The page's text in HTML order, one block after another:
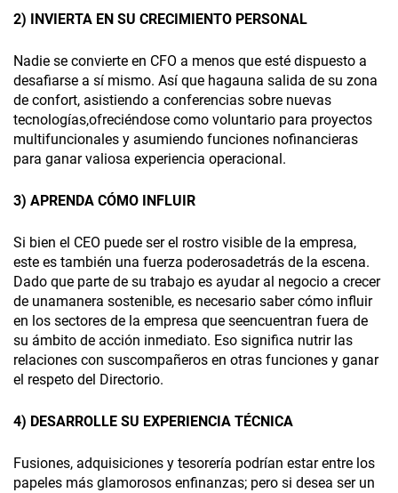
2) INVIERTA EN SU CRECIMIENTO PERSONAL
Nadie se convierte en CFO a menos que esté dispuesto a
desafiarse a sí mismo. Así que hagauna salida de su zona
de confort, asistiendo a conferencias sobre nuevas
tecnologías,ofreciéndose como voluntario para proyectos
multifuncionales y asumiendo funciones nofinancieras
para ganar valiosa experiencia operacional.
3) APRENDA CÓMO INFLUIR
Si bien el CEO puede ser el rostro visible de la empresa,
este es también una fuerza poderosadetrás de la escena.
Dado que parte de su trabajo es ayudar al negocio a crecer
de unamanera sostenible, es necesario saber cómo influir
en los sectores de la empresa que seencuentran fuera de
su ámbito de acción inmediato. Eso significa nutrir las
relaciones con suscompañeros en otras funciones y ganar
el respeto del Directorio.
4) DESARROLLE SU EXPERIENCIA TÉCNICA
Fusiones, adquisiciones y tesorería podrían estar entre los
papeles más glamorosos enfinanzas; pero si desea ser un